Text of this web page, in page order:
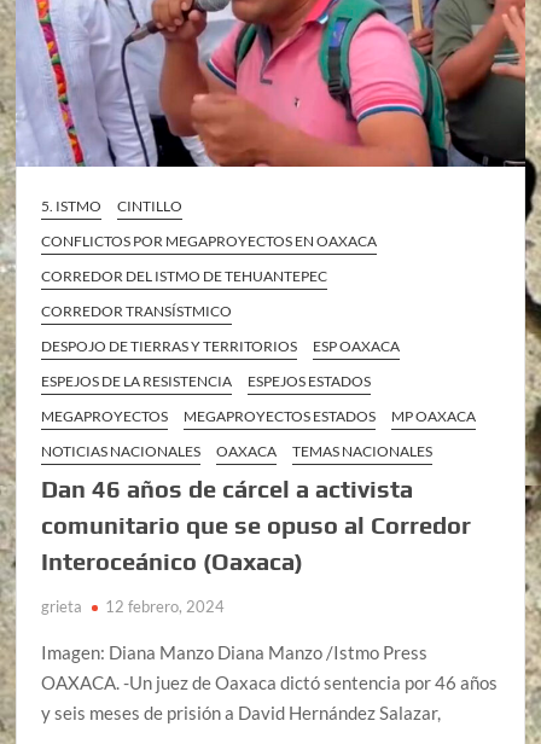
5. ISTMO
CINTILLO
CONFLICTOS POR MEGAPROYECTOS EN OAXACA
CORREDOR DEL ISTMO DE TEHUANTEPEC
CORREDOR TRANSÍSTMICO
DESPOJO DE TIERRAS Y TERRITORIOS
ESP OAXACA
ESPEJOS DE LA RESISTENCIA
ESPEJOS ESTADOS
MEGAPROYECTOS
MEGAPROYECTOS ESTADOS
MP OAXACA
NOTICIAS NACIONALES
OAXACA TEMAS NACIONALES
Dan 46 años de cárcel a activista
comunitario que se opuso al Corredor
Interoceánico (Oaxaca)
grieta 12 febrero, 2024
Imagen: Diana Manzo Diana Manzo /Istmo Press
OAXACA. -Un juez de Oaxaca dictó sentencia por 46 años
y seis meses de prisión a David Hernández Salazar,